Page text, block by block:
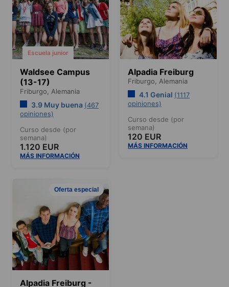
Escuela junior
Waldsee Campus
(13-17)
Friburgo, Alemania
3.9 Muy buena (467
opiniones)
Curso desde (por
semana)
1.120 EUR
MÁS INFORMACIÓN
Alpadia Freiburg
Friburgo, Alemania
4.1 Genial (1117
opiniones)
Curso desde (por
semana)
120 EUR
MÁS INFORMACIÓN
Oferta especial
Alpadia Freiburg -